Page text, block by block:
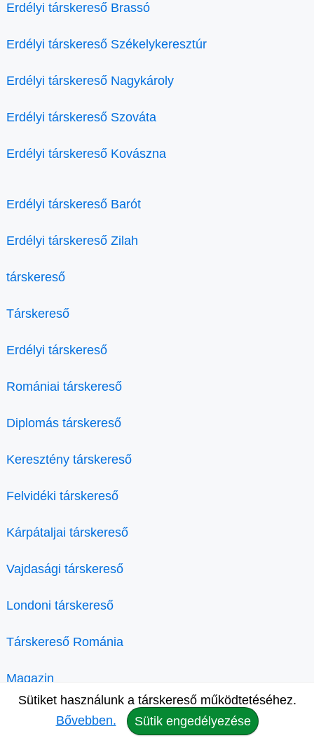
Erdélyi társkereső Brassó
Erdélyi társkereső Székelykeresztúr
Erdélyi társkereső Nagykároly
Erdélyi társkereső Szováta
Erdélyi társkereső Kovászna
Erdélyi társkereső Barót
Erdélyi társkereső Zilah
társkereső
Társkereső
Erdélyi társkereső
Romániai társkereső
Diplomás társkereső
Keresztény társkereső
Felvidéki társkereső
Kárpátaljai társkereső
Vajdasági társkereső
Londoni társkereső
Társkereső Románia
Magazin
Sütiket használunk a társkereső működtetéséhez.
Bővebben.
Sütik engedélyezése